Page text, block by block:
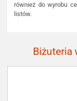
również do wyrobu
listów.
Biżuteria